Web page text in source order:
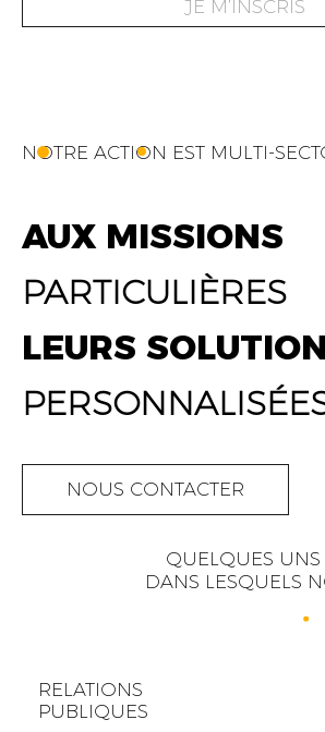
JE M’INSCRIS
NOTRE ACTION EST MULTI-
AUX MISSIONS
PARTICULIÈRES
LEURS
NOUS CONTACTER
QUELQUES UNS
DANS LESQUELS
RELATIONS
PUBLIQUES